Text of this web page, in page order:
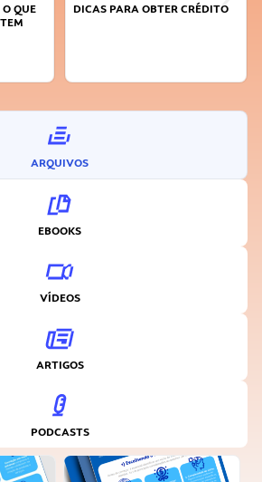
FAÇA A DIFERENÇA: SEJA
ARQUIVOS
EBOOKS
VÍDEOS
ARTIGOS
PODCASTS